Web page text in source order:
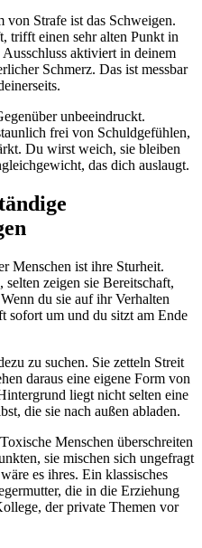
von Strafe ist das Schweigen.
trifft einen sehr alten Punkt in
aktiviert in deinem
Schmerz. Das ist messbar
unbeeindruckt.
frei von Schuldgefühlen,
Du wirst weich, sie bleiben
das dich auslaugt.
Menschen ist ihre Sturheit.
selten zeigen sie Bereitschaft,
du sie auf ihr Verhalten
sofort um und du sitzt am Ende
zu suchen. Sie zetteln Streit
daraus eine eigene Form von
liegt nicht selten eine
die sie nach außen abladen.
Menschen überschreiten
sie mischen sich ungefragt
es ihres. Ein klassisches
die in die Erziehung
der private Themen vor